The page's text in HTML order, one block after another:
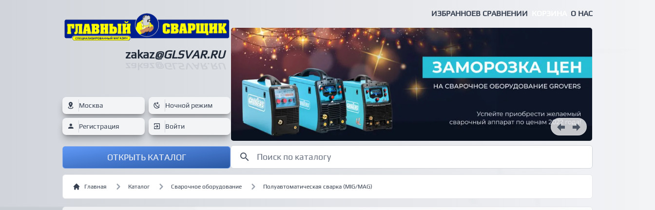
zakaz@GLSVAR.RU
Москва Ночной режим
Регистрация Войти
ОТКРЫТЬ КАТАЛОГ
ИЗБРАННОЕВ СРАВНЕНИИ О НАС
Главная Каталог Сварочное оборудование Полуавтоматическая сварка (MIG/MAG)